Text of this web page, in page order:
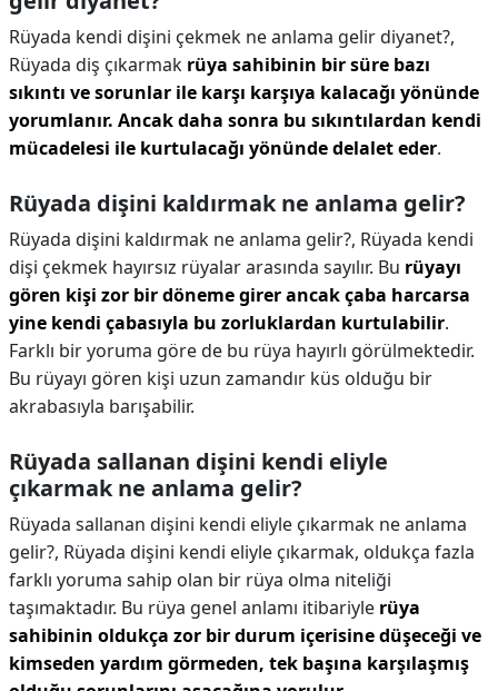
Rüyada kendi dişini çekmek ne anlama gelir diyanet?,
Rüyada diş çıkarmak rüya sahibinin bir süre bazı
sıkıntı ve sorunlar ile karşı karşıya kalacağı yönünde
yorumlanır. Ancak daha sonra bu sıkıntılardan kendi
mücadelesi ile kurtulacağı yönünde delalet eder.
Rüyada dişini kaldırmak ne anlama gelir?
Rüyada dişini kaldırmak ne anlama gelir?, Rüyada kendi
dişi çekmek hayırsız rüyalar arasında sayılır. Bu rüyayı
gören kişi zor bir döneme girer ancak çaba harcarsa
yine kendi çabasıyla bu zorluklardan kurtulabilir.
Farklı bir yoruma göre de bu rüya hayırlı görülmektedir.
Bu rüyayı gören kişi uzun zamandır küs olduğu bir
akrabasıyla barışabilir.
Rüyada sallanan dişini kendi eliyle
çıkarmak ne anlama gelir?
Rüyada sallanan dişini kendi eliyle çıkarmak ne anlama
gelir?, Rüyada dişini kendi eliyle çıkarmak, oldukça fazla
farklı yoruma sahip olan bir rüya olma niteliği
taşımaktadır. Bu rüya genel anlamı itibariyle rüya
sahibinin oldukça zor bir durum içerisine düşeceği ve
kimseden yardım görmeden, tek başına karşılaşmış